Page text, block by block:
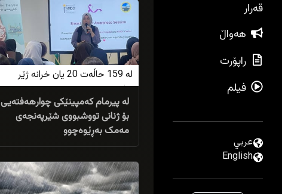
قەرار
هەواڵ
راپۆرت
فیلم
عربي
English
لە 159 حاڵەت 20 یان خرانە ژێر
چاودێری
لە پیرمام کەمپینێکی چوارهەفتەیی
بۆ ژنانی تووشبووی شێرپەنجەی
مەمک بەڕێوەچوو